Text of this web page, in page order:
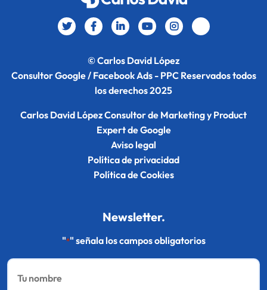
© Carlos David López
Consultor Google / Facebook Ads - PPC Reservados todos
los derechos 2025
Carlos David López Consultor de Marketing y Product
Expert de Google
Aviso legal
Política de privacidad
Política de Cookies
Newsletter.
"*" señala los campos obligatorios